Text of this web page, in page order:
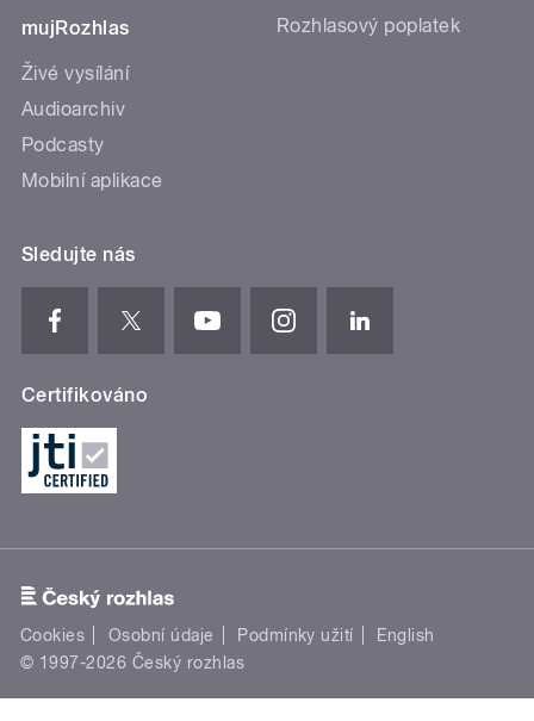
mujRozhlas
Živé vysílání
Audioarchiv
Podcasty
Mobilní aplikace
Rozhlasový poplatek
Sledujte nás
Certifikováno
Cookies Osobní údaje Podmínky užití
English
© 1997-2026 Český rozhlas